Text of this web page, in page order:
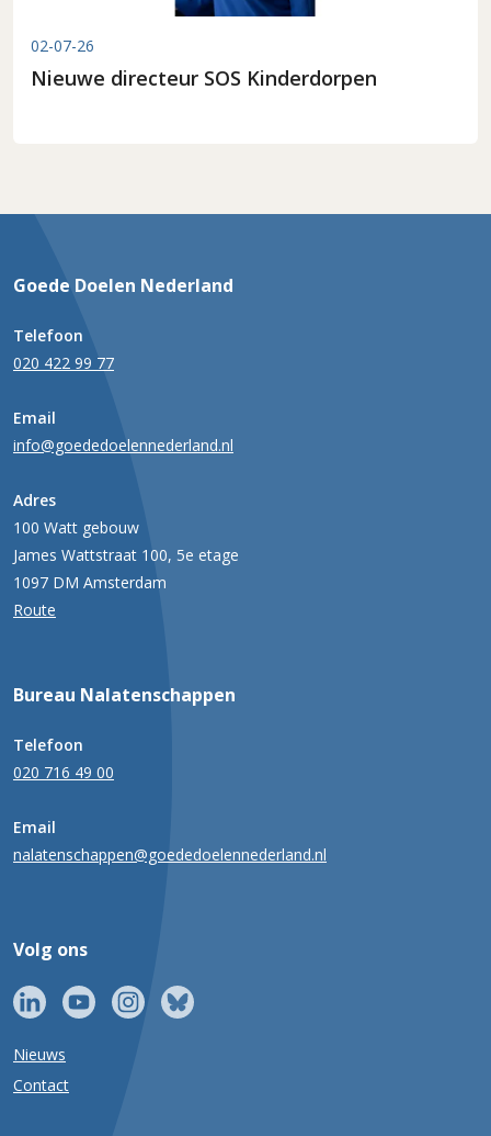
02-07-26
Nieuwe directeur SOS Kinderdorpen
Goede Doelen Nederland
Telefoon
020 422 99 77
Email
info@goededoelennederland.nl
Adres
100 Watt gebouw
James Wattstraat 100, 5e etage
1097 DM Amsterdam
Route
Bureau Nalatenschappen
Telefoon
020 716 49 00
Email
nalatenschappen@goededoelennederland.nl
Volg ons
Nieuws
Contact